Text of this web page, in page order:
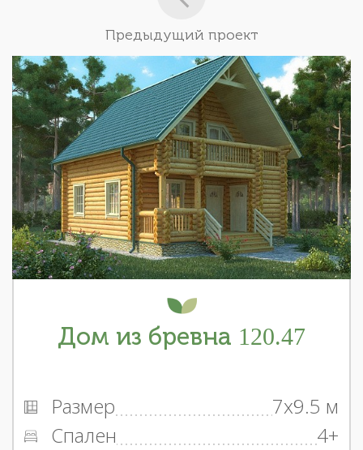
Предыдущий проект
Дом из бревна 120.47
Размер
7x9.5 м
Спален
4+